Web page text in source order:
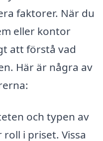
faktorer. När du
eller kontor
att förstå vad
Här är några av
och typen av
i priset. Vissa